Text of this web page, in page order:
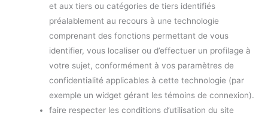
et aux tiers ou catégories de tiers identifiés
préalablement au recours à une technologie
comprenant des fonctions permettant de vous
identifier, vous localiser ou d’effectuer un profilage à
votre sujet, conformément à vos paramètres de
confidentialité applicables à cette technologie (par
exemple un widget gérant les témoins de connexion).
faire respecter les conditions d’utilisation du site